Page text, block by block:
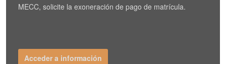
MECC, solicite la exoneración de pago de matrícula.
Acceder a información